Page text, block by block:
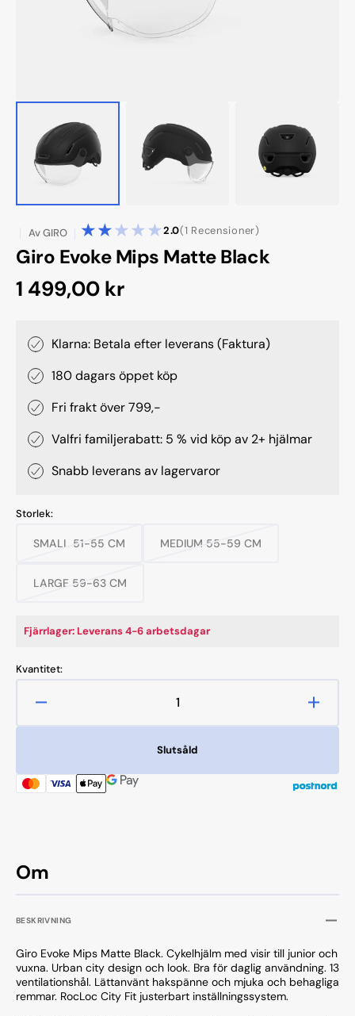
Om
BESKRIVNING
Giro Evoke Mips Matte Black. Cykelhjälm med visir till junior och
vuxna. Urban city design och look. Bra för daglig användning. 13
ventilationshål. Lättanvänt hakspänne och mjuka och behagliga
remmar. RocLoc City Fit justerbart inställningssystem.
AvGIRO 2.0(1 Recensioner)1
Giro Evoke Mips Matte Black
Ordinarie
1 499,00 kr
Klarna: Betala efter leverans (Faktura)
180 dagars öppet köp
Fri frakt över 799,-
Valfri familjerabatt: 5 % vid köp av 2+ hjälmar
Snabb leverans av lagervaror
Storlek:
SMALL 51-55 CM
Variant
eller
ej
MEDIUM 55-59 CM
Variant
LARGE 59-63 CM
Variant
ej
Fjärrlager: Leverans 4-6 arbetsdagar
Kvantitet:
kvantitet
Evoke
Mips
Öka
Evoke
Mips
Slutsåld